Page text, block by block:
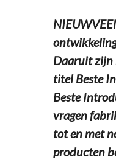
Daaruit zijn
titel Beste
Beste
vragen
tot en met
producten